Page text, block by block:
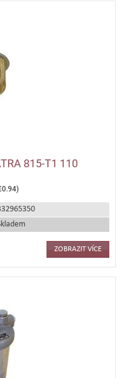
815-T1 110
ZOBRAZIT VÍCE